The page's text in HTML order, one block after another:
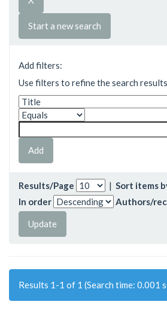
Start a new search
Add filters:
Use filters to refine the search results.
Results/Page | Sort items
In order
Authors/
Results 1-1 of 1 (Search time: 0.001